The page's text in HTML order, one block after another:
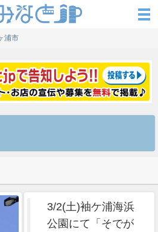
浦市
3/2(土)袖ケ浦海浜
公園にて「そでが